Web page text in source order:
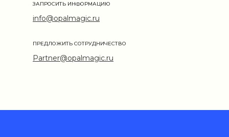
info@opalmagic.ru
ЗАПРОСИТЬ ИНФОРМАЦИЮ
Partner@opalmagic.ru
ПРЕДЛОЖИТЬ СОТРУДНИЧЕСТВО